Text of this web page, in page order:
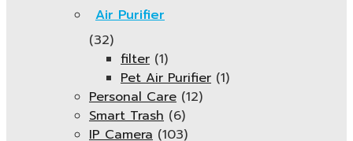
Air Purifier
(32)
filter (1)
Pet Air Purifier (1)
Personal Care (12)
Smart Trash (6)
IP Camera (103)